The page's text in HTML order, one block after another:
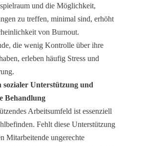
und die Möglichkeit,
zu treffen, minimal sind, erhöht
von Burnout.
die wenig Kontrolle über ihre
erleben häufig Stress und
sozialer Unterstützung und
Behandlung
Arbeitsumfeld ist essenziell
Fehlt diese Unterstützung
Mitarbeitende ungerechte